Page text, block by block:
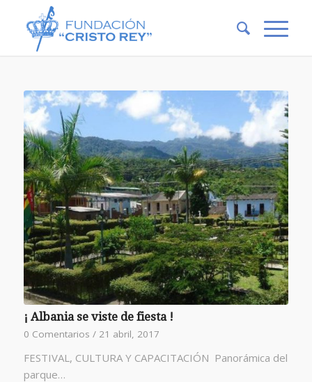
¡ Albania se viste de fiesta !
0 Comentarios / 21 abril, 2017
FESTIVAL, CULTURA Y CAPACITACIÓN Panorámica del
parque…